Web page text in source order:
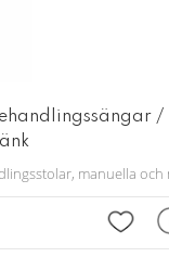
/
manuella och
Lägg